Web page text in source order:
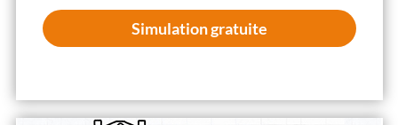
Simulation gratuite